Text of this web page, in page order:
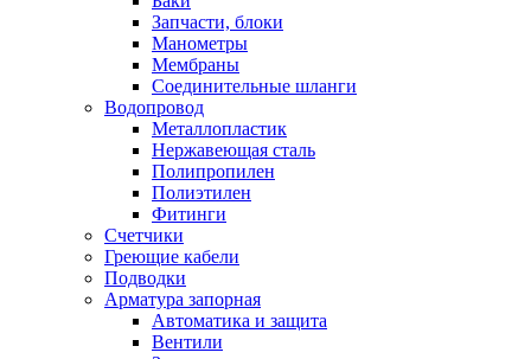
Запчасти, блоки
Манометры
Мембраны
Соединительные шланги
Водопровод
Металлопластик
Нержавеющая сталь
Полипропилен
Полиэтилен
Фитинги
Счетчики
Греющие кабели
Подводки
Арматура запорная
Автоматика и защита
Вентили